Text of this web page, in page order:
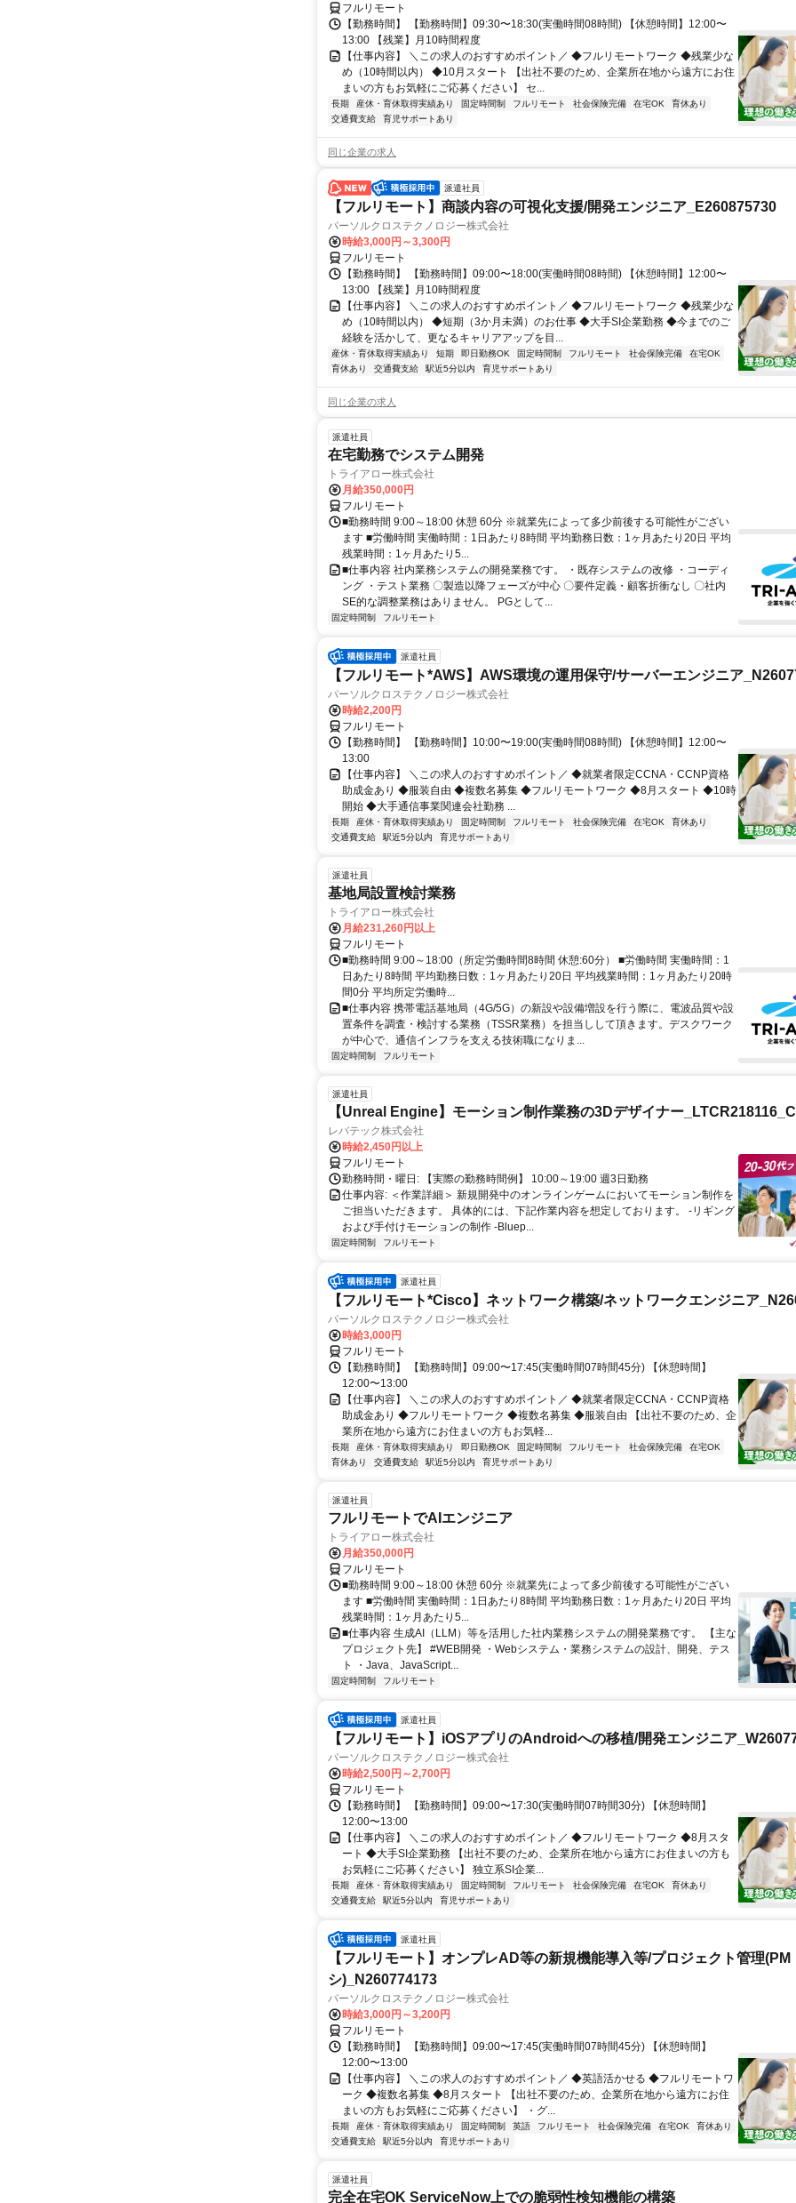
フルリモート
【勤務時間】 【勤務時間】09:30〜18:30(実働時間08時間) 【休憩時間】12:00〜
13:00 【残業】月10時間程度
【仕事内容】 ＼この求人のおすすめポイント／ ◆フルリモートワーク ◆残業少な
め（10時間以内） ◆10月スタート 【出社不要のため、企業所在地から遠方にお住
まいの方もお気軽にご応募ください】 セ...
長期 産休・育休取得実績あり 固定時間制 フルリモート 社会保険完備 在宅OK
育休あり
交通費支給
育児サポートあり
同じ企業の求人
派遣社員
【フルリモート】商談内容の可視化支援/開発エンジニア_E260875730
パーソルクロステクノロジー株式会社
時給3,000円～3,300円
フルリモート
【勤務時間】 【勤務時間】09:00〜18:00(実働時間08時間) 【休憩時間】12:00〜
13:00 【残業】月10時間程度
【仕事内容】 ＼この求人のおすすめポイント／ ◆フルリモートワーク ◆残業少な
め（10時間以内） ◆短期（3か月未満）のお仕事 ◆大手SI企業勤務 ◆今までのご
経験を活かして、更なるキャリアアップを目...
産休・育休取得実績あり 短期 即日勤務OK 固定時間制 フルリモート 社会保険完備
在宅OK
育休あり
交通費支給 駅近5分以内 育児サポートあり
同じ企業の求人
派遣社員
在宅勤務でシステム開発
トライアロー株式会社
月給350,000円
フルリモート
■勤務時間 9:00～18:00 休憩 60分 ※就業先によって多少前後する可能性がござい
ます ■労働時間 実働時間：1日あたり8時間 平均勤務日数：1ヶ月あたり20日 平均
残業時間：1ヶ月あたり5...
■仕事内容 社内業務システムの開発業務です。 ・既存システムの改修 ・コーディ
ング ・テスト業務 〇製造以降フェーズが中心 〇要件定義・顧客折衝なし 〇社内
SE的な調整業務はありません。 PGとして...
固定時間制 フルリモート
派遣社員
【フルリモート*AWS】AWS環境の運用保守/サーバーエンジニア
パーソルクロステクノロジー株式会社
時給2,200円
フルリモート
【勤務時間】 【勤務時間】10:00〜19:00(実働時間08時間) 【休憩時間】12:00〜
13:00
【仕事内容】 ＼この求人のおすすめポイント／ ◆就業者限定CCNA・CCNP資格
助成金あり ◆服装自由 ◆複数名募集 ◆フルリモートワーク ◆8月スタート ◆10時
開始 ◆大手通信事業関連会社勤務 ...
長期 産休・育休取得実績あり 固定時間制 フルリモート 社会保険完備 在宅OK
育休あり
交通費支給
駅近5分以内 育児サポートあり
派遣社員
基地局設置検討業務
トライアロー株式会社
月給231,260円以上
フルリモート
■勤務時間 9:00～18:00（所定労働時間8時間 休憩:60分） ■労働時間 実働時間：1
日あたり8時間 平均勤務日数：1ヶ月あたり20日 平均残業時間：1ヶ月あたり20時
間0分 平均所定労働時...
■仕事内容 携帯電話基地局（4G/5G）の新設や設備増設を行う際に、電波品質や設
置条件を調査・検討する業務（TSSR業務）を担当しして頂きます。デスクワーク
が中心で、通信インフラを支える技術職になりま...
固定時間制 フルリモート
派遣社員
【Unreal Engine】モーション制作業務の3Dデザイナー
レバテック株式会社
時給2,450円以上
フルリモート
勤務時間・曜日: 【実際の勤務時間例】 10:00～19:00 週3日勤務
仕事内容: ＜作業詳細＞ 新規開発中のオンラインゲームにおいてモーション制作を
ご担当いただきます。 具体的には、下記作業内容を想定しております。 -リギング
および手付けモーションの制作 -Bluep...
固定時間制 フルリモート
派遣社員
【フルリモート*Cisco】ネットワーク構築/ネットワークエンジニア
パーソルクロステクノロジー株式会社
時給3,000円
フルリモート
【勤務時間】 【勤務時間】09:00〜17:45(実働時間07時間45分) 【休憩時間】
12:00〜13:00
【仕事内容】 ＼この求人のおすすめポイント／ ◆就業者限定CCNA・CCNP資格
助成金あり ◆フルリモートワーク ◆複数名募集 ◆服装自由 【出社不要のため、企
業所在地から遠方にお住まいの方もお気軽...
長期 産休・育休取得実績あり 即日勤務OK 固定時間制 フルリモート 社会保険完備
在宅OK
育休あり
交通費支給 駅近5分以内 育児サポートあり
派遣社員
フルリモートでAIエンジニア
トライアロー株式会社
月給350,000円
フルリモート
■勤務時間 9:00～18:00 休憩 60分 ※就業先によって多少前後する可能性がござい
ます ■労働時間 実働時間：1日あたり8時間 平均勤務日数：1ヶ月あたり20日 平均
残業時間：1ヶ月あたり5...
■仕事内容 生成AI（LLM）等を活用した社内業務システムの開発業務です。 【主な
プロジェクト先】 #WEB開発 ・Webシステム・業務システムの設計、開発、テス
ト ・Java、JavaScript...
固定時間制 フルリモート
派遣社員
【フルリモート】iOSアプリのAndroidへの移植/開発エンジニア
パーソルクロステクノロジー株式会社
時給2,500円～2,700円
フルリモート
【勤務時間】 【勤務時間】09:00〜17:30(実働時間07時間30分) 【休憩時間】
12:00〜13:00
【仕事内容】 ＼この求人のおすすめポイント／ ◆フルリモートワーク ◆8月スタ
ート ◆大手SI企業勤務 【出社不要のため、企業所在地から遠方にお住まいの方も
お気軽にご応募ください】 独立系SI企業...
長期 産休・育休取得実績あり 固定時間制 フルリモート 社会保険完備 在宅OK
育休あり
交通費支給
駅近5分以内 育児サポートあり
派遣社員
【フルリモート】オンプレAD等の新規機能導入等/プロジェクト管理(PM
シ)_N260774173
パーソルクロステクノロジー株式会社
時給3,000円～3,200円
フルリモート
【勤務時間】 【勤務時間】09:00〜17:45(実働時間07時間45分) 【休憩時間】
12:00〜13:00
【仕事内容】 ＼この求人のおすすめポイント／ ◆英語活かせる ◆フルリモートワ
ーク ◆複数名募集 ◆8月スタート 【出社不要のため、企業所在地から遠方にお住
まいの方もお気軽にご応募ください】 ・グ...
長期 産休・育休取得実績あり 固定時間制 英語 フルリモート 社会保険完備 在宅OK
育休あり
交通費支給
駅近5分以内 育児サポートあり
派遣社員
完全在宅OK ServiceNow上での脆弱性検知機能の構築